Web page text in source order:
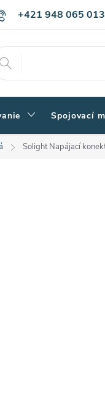
+421 948 065 013
Podmienky ochrany
Spojovací
Solight Napájací